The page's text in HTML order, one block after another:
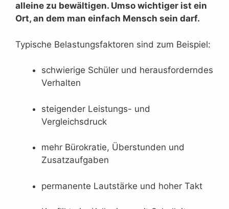
alleine zu bewältigen. Umso wichtiger ist ein
Ort, an dem man einfach Mensch sein darf.
Typische Belastungsfaktoren sind zum Beispiel:
schwierige Schüler und herausforderndes
Verhalten
steigender Leistungs- und
Vergleichsdruck
mehr Bürokratie, Überstunden und
Zusatzaufgaben
permanente Lautstärke und hoher Takt